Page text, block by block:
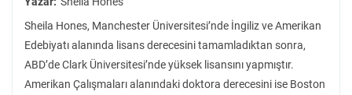
Sheila Hones, Manchester Üniversitesi’nde İngiliz ve Amerikan
Edebiyatı alanında lisans derecesini tamamladıktan sonra,
ABD’de Clark Üniversitesi’nde yüksek lisansını yapmıştır.
Amerikan Çalışmaları alanındaki doktora derecesini ise Boston